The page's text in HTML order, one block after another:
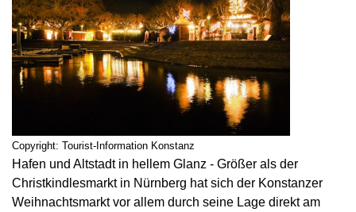
Copyright: Tourist-Information Konstanz
Hafen und Altstadt in hellem Glanz - Größer als der
Christkindlesmarkt in Nürnberg hat sich der Konstanzer
Weihnachtsmarkt vor allem durch seine Lage direkt am